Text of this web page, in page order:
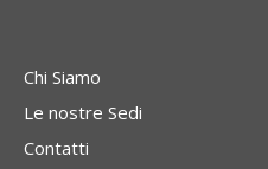
Chi Siamo
Le nostre Sedi
Contatti